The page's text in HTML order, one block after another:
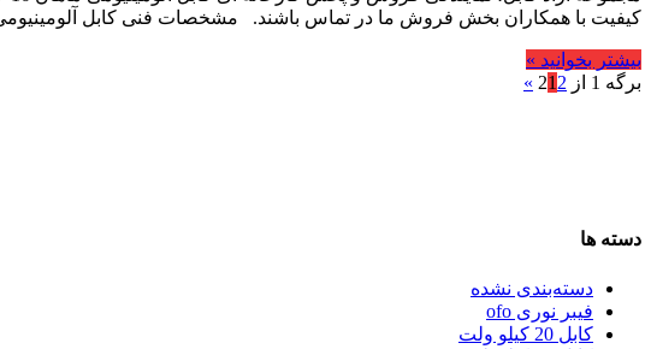
کیفیت با همکاران بخش فروش ما در تماس باشند. مشخصات فنی کابل
بیشتر بخوانید »
برگه 1 از 2
1 2
»
دسته ها
دسته‌بندی نشده
فیبر نوری ofo
کابل 20 کیلو ولت